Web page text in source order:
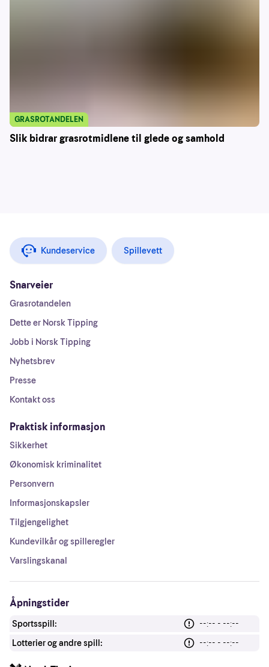
Slik bidrar grasrotmidlene til glede og samhold
GRASROTANDELEN
Kundeservice Spillevett
Snarveier
Grasrotandelen
Dette er Norsk Tipping
Jobb i Norsk Tipping
Nyhetsbrev
Presse
Kontakt oss
Praktisk informasjon
Sikkerhet
Økonomisk kriminalitet
Personvern
Informasjonskapsler
Tilgjengelighet
Kundevilkår og spilleregler
Varslingskanal
Åpningstider
Sportsspill:
--:-- - --:--
Lotterier og andre spill:
--:-- - --:--